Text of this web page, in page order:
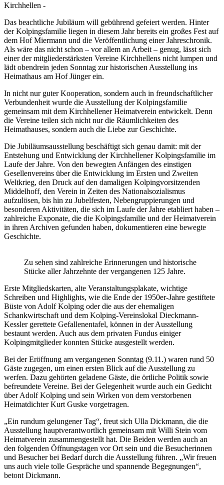
Kirchhellen -
Das beachtliche Jubiläum will gebührend gefeiert werden. Hinter
der Kolpingsfamilie liegen in diesem Jahr bereits ein großes Fest auf
dem Hof Miermann und die Veröffentlichung einer Jahreschronik.
Als wäre das nicht schon – vor allem an Arbeit – genug, lässt sich
einer der mitgliederstärksten Vereine Kirchhellens nicht lumpen und
lädt obendrein jeden Sonntag zur historischen Ausstellung ins
Heimathaus am Hof Jünger ein.
In nicht nur guter Kooperation, sondern auch in freundschaftlicher
Verbundenheit wurde die Ausstellung der Kolpingsfamilie
gemeinsam mit dem Kirchhellener Heimatverein entwickelt. Denn
die Vereine teilen sich nicht nur die Räumlichkeiten des
Heimathauses, sondern auch die Liebe zur Geschichte.
Die Jubiläumsausstellung beschäftigt sich genau damit: mit der
Entstehung und Entwicklung der Kirchhellener Kolpingsfamilie im
Laufe der Jahre. Von den bewegten Anfängen des einstigen
Gesellenvereins über die Entwicklung im Ersten und Zweiten
Weltkrieg, den Druck auf den damaligen Kolpingvorsitzenden
Middelhoff, den Verein in Zeiten des Nationalsozialismus
aufzulösen, bis hin zu Jubelfesten, Nebengruppierungen und
besonderen Aktivitäten, die sich im Laufe der Jahre etabliert haben –
zahlreiche Exponate, die die Kolpingsfamilie und der Heimatverein
in ihren Archiven gefunden haben, dokumentieren eine bewegte
Geschichte.
Zu sehen sind zahlreiche Erinnerungen und historische
Stücke aller Jahrzehnte der vergangenen 125 Jahre.
Erste Mitgliedskarten, alte Veranstaltungsplakate, wichtige
Schreiben und Highlights, wie die Ende der 1950er-Jahre gestiftete
Büste von Adolf Kolping oder die aus der ehemaligen
Schankwirtschaft und dem Kolping-Vereinslokal Dieckmann-
Kessler gerettete Gefallenentafel, können in der Ausstellung
bestaunt werden. Auch aus dem privaten Fundus einiger
Kolpingmitglieder konnten Stücke ausgestellt werden.
Bei der Eröffnung am vergangenen Sonntag (9.11.) waren rund 50
Gäste zugegen, um einen ersten Blick auf die Ausstellung zu
werfen. Dazu gehörten geladene Gäste, die örtliche Politik sowie
befreundete Vereine. Bei der Gelegenheit wurde auch ein Gedicht
über Adolf Kolping und sein Wirken von dem verstorbenen
Heimatdichter Kurt Guske vorgetragen.
„Ein rundum gelungener Tag“, freut sich Ulla Dickmann, die die
Ausstellung hauptverantwortlich gemeinsam mit Willi Stein vom
Heimatverein zusammengestellt hat. Die Beiden werden auch an
den folgenden Öffnungstagen vor Ort sein und die Besucherinnen
und Besucher bei Bedarf durch die Ausstellung führen. „Wir freuen
uns auch viele tolle Gespräche und spannende Begegnungen“,
betont Dickmann.